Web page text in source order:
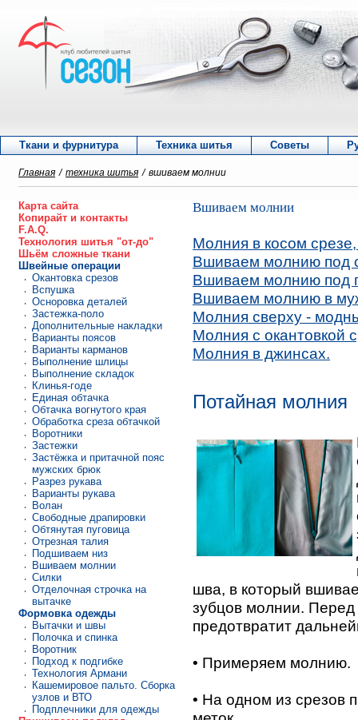
Ткани и фурнитура Техника шитья Советы
Главная / техника шитья / вшиваем молнии
Карта сайта
Копирайт и контакты
F.A.Q.
Технология шитья "от-до"
Шьём сложные ткани
Швейные операции
Окантовка срезов
Вспушка
Осноровка деталей
Застежка-поло
Дополнительные накладки
Варианты поясов
Варианты карманов
Выполнение шлицы
Выполнение складок
Клинья-годе
Единая обтачка
Обтачка вогнутого края
Обработка среза обтачкой
Воротники
Застежки
Застёжка и притачной пояс
мужских брюк
Разрез рукава
Варианты рукава
Волан
Свободные драпировки
Обтянутая пуговица
Отрезная талия
Подшиваем низ
Вшиваем молнии
Силки
Отделочная строчка на
вытачке
Формовка одежды
Вытачки и швы
Полочка и спинка
Воротник
Подход к подгибке
Технология Армани
Кашемировое пальто. Сборка
узлов и ВТО
Подплечники для одежды
Вшиваем молнии
Молния в косом
Вшиваем молнию под
Вшиваем молнию под
Вшиваем молнию в
Молния сверху -
Молния с окантовкой
Молния в джинсах.
Потайная молния
шва, в который
зубцов молнии.
предотвратит
• Примеряем молнию.
• На одном из срезов